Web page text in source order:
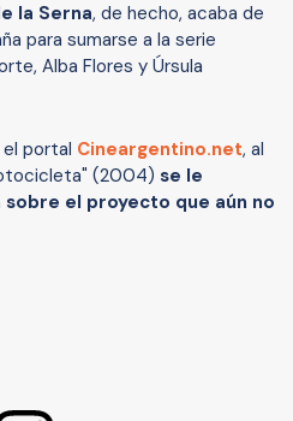
la Serna, de hecho, acaba de
para sumarse a la serie
Alba Flores y Úrsula
portal Cineargentino.net, al
(2004) se le
el proyecto que aún no